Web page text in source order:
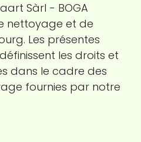
Sàrl - BOGA
nettoyage et de
Les présentes
les droits et
dans le cadre des
fournies par notre